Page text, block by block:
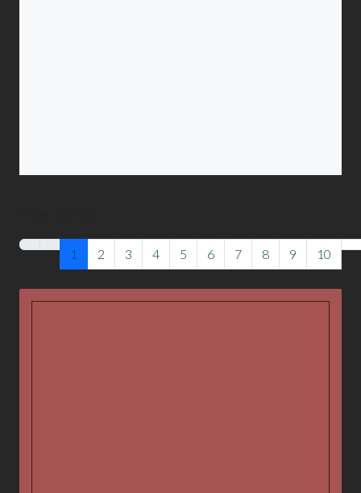
1 2 3 4 5 6 7 8 9 10